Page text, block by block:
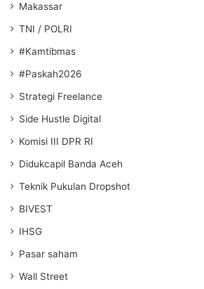
Makassar
TNI / POLRI
#Kamtibmas
#Paskah2026
Strategi Freelance
Side Hustle Digital
Komisi III DPR RI
Didukcapil Banda Aceh
Teknik Pukulan Dropshot
BIVEST
IHSG
Pasar saham
Wall Street